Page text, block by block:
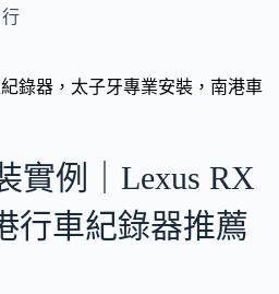
行
錄器，太子牙專業安裝，南港車
實例｜Lexus RX
行車紀錄器推薦